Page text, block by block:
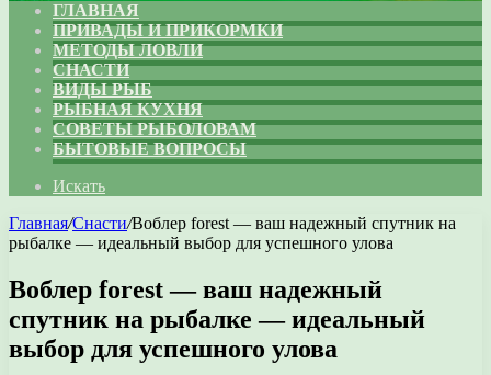
ГЛАВНАЯ
ПРИВАДЫ И ПРИКОРМКИ
МЕТОДЫ ЛОВЛИ
СНАСТИ
ВИДЫ РЫБ
РЫБНАЯ КУХНЯ
СОВЕТЫ РЫБОЛОВАМ
БЫТОВЫЕ ВОПРОСЫ
Искать
Главная/Снасти/Воблер forest — ваш надежный спутник на
рыбалке — идеальный выбор для успешного улова
Воблер forest — ваш надежный
спутник на рыбалке — идеальный
выбор для успешного улова